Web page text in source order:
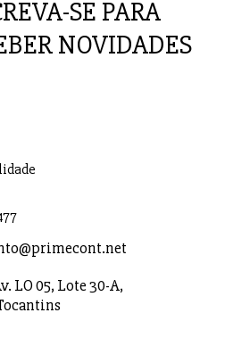
SE PARA
NOVIDADES
LO 05, Lote 30-A,